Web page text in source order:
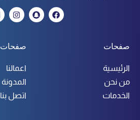
صفحات
الرئيسية
من نحن
الخدمات
صفحات
اعمالنا
المدونة
اتصل بنا